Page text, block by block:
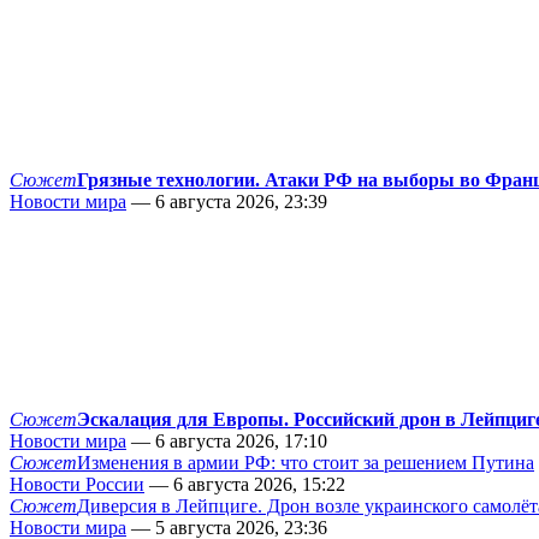
СюжетГрязные технологии. Атаки РФ на выборы во
Новости мира — 6 августа 2026, 23:39
СюжетЭскалация для Европы. Российский дрон в
Новости мира — 6 августа 2026, 17:10
СюжетИзменения в армии РФ: что стоит за решением Путина
Новости России — 6 августа 2026, 15:22
СюжетДиверсия в Лейпциге. Дрон возле украинского
Новости мира — 5 августа 2026, 23:36